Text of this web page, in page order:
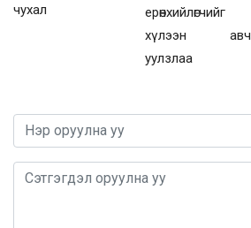
чухал
ерөнхийлөгчийг
хүлээн авч
уулзлаа